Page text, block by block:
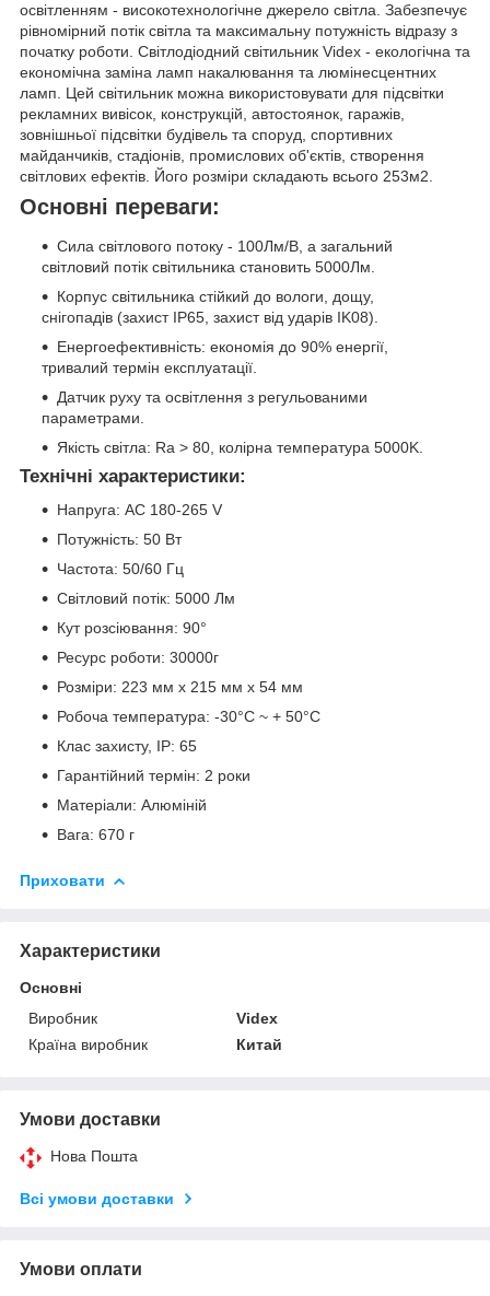
освітленням - високотехнологічне джерело світла. Забезпечує
рівномірний потік світла та максимальну потужність відразу з
початку роботи. Світлодіодний світильник Videx - екологічна та
економічна заміна ламп накалювання та люмінесцентних
ламп. Цей світильник можна використовувати для підсвітки
рекламних вивісок, конструкцій, автостоянок, гаражів,
зовнішньої підсвітки будівель та споруд, спортивних
майданчиків, стадіонів, промислових об'єктів, створення
світлових ефектів. Його розміри складають всього 253м2.
Основні переваги:
Сила світлового потоку - 100Лм/В, а загальний
світловий потік світильника становить 5000Лм.
Корпус світильника стійкий до вологи, дощу,
снігопадів (захист IP65, захист від ударів IK08).
Енергоефективність: економія до 90% енергії,
тривалий термін експлуатації.
Датчик руху та освітлення з регульованими
параметрами.
Якість світла: Ra > 80, колірна температура 5000K.
Технічні характеристики:
Напруга: AC 180-265 V
Потужність: 50 Вт
Частота: 50/60 Гц
Світловий потік: 5000 Лм
Кут розсіювання: 90°
Ресурс роботи: 30000г
Розміри: 223 мм х 215 мм х 54 мм
Робоча температура: -30°C ~ + 50°С
Клас захисту, IP: 65
Гарантійний термін: 2 роки
Матеріали: Алюміній
Вага: 670 г
Приховати
Характеристики
Основні
Виробник
Videx
Країна виробник
Китай
Умови доставки
Нова Пошта
Всі умови доставки
Умови оплати